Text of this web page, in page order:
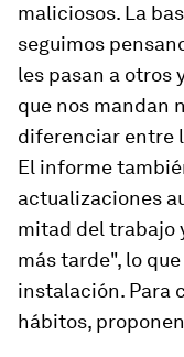
maliciosos. La
seguimos
les pasan a otros
que nos mandan
diferenciar entre
El informe
actualizaciones
mitad del trabajo
más tarde", lo
instalación. Para
hábitos,